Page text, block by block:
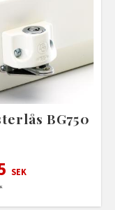
BG750
SEK